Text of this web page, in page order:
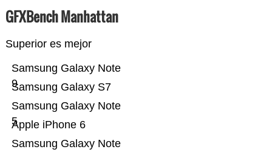
GFXBench Manhattan
Superior es mejor
Samsung Galaxy Note
Apple iPhone 6
Samsung Galaxy Note
5
Samsung Galaxy S7
Samsung Galaxy Note
9